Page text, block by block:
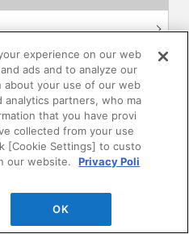
ョン
experience on our web
ads and to analyze our
about your use of our web
partners, who ma
that you have provi
collected from your use
[Cookie Settings] to custo
our website.
Privacy Poli
OK